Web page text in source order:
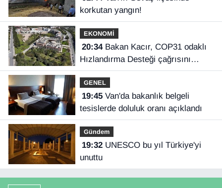
korkutan yangın!
EKONOMİ
20:34Bakan Kacır, COP31 odaklı
Hızlandırma Desteği çağrısını
açıkladı
GENEL
19:45Van'da bakanlık belgeli
tesislerde doluluk oranı açıklandı
Gündem
19:32UNESCO bu yıl Türkiye'yi
unuttu